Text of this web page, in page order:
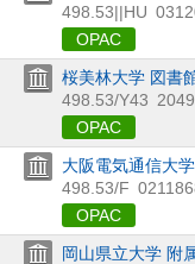
498.53||HU
OPAC
桜美林大学 図書
498.53/Y43
OPAC
大阪電気通信大
498.53/F
OPAC
岡山県立大学 附